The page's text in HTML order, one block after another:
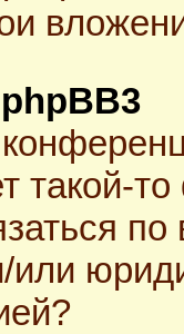
такой-
по
или